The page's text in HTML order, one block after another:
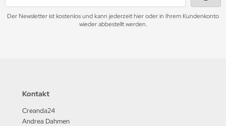
Der Newsletter ist kostenlos und kann jederzeit hier oder in Ihrem Kundenkonto
wieder abbestellt werden.
Kontakt
Creanda24
Andrea Dahmen